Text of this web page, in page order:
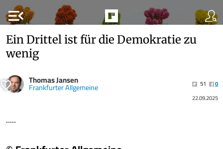
menu_open
Ein Drittel ist für die Demokratie zu
wenig
Thomas Jansen
Frankfurter Allgemeine 51
0
22.09.2025
.....